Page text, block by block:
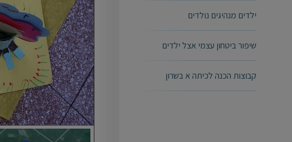
ילדים מנהיגים נולדים
שיפור ביטחון עצמי אצל ילדים
קבוצות הכנה לכיתה א בשרון